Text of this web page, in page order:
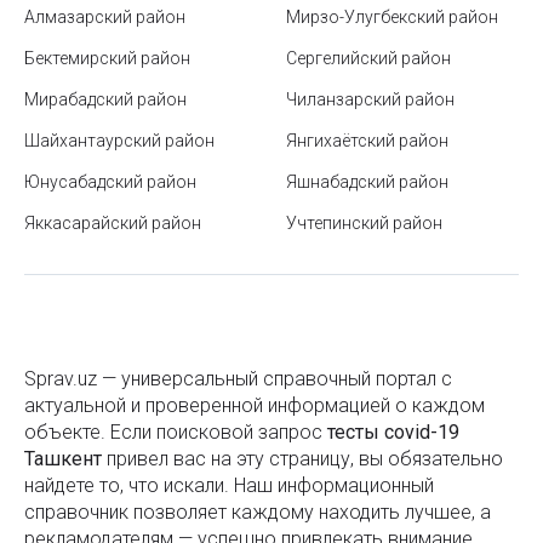
отдыха на природе
Рынок Урикзор в Ташкенте
Видимость на дороге
Рынок Янгиабад в Ташкенте
Как получить кэшбек с покупок в Узбекистане
Гимн Узбекистана
Как составить личный финансовый план на год и
придерживаться его
Развлекательный парк Дустлик в Ташкенте
Алмазарский район
Бектемирский район
Мирабадский район
Мирзо-Улугбекский район
Сергелийский район
Чиланзарский район
Шайхантаурский район
Юнусабадский район
Яккасарайский район
Янгихаётский район
Яшнабадский район
Учтепинский район
Sprav.uz — универсальный справочный портал с
актуальной и проверенной информацией о каждом
объекте. Если поисковой запроc тесты covid-19
Ташкент привел вас на эту страницу, вы обязательно
найдете то, что искали. Наш информационный
справочник позволяет каждому находить лучшее, а